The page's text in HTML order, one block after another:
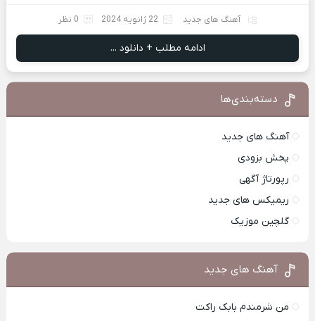
آهنگ های جدید 22 ژانویه 2024 0 نظر
ادامه مطلب + دانلود ...
دسته‌بندی‌ها
آهنگ های جدید
پخش بزودی
رپورتاژ آگهی
ریمیکس های جدید
گلچین موزیک
آهنگ های جدید
من شرمندم بابک راکت